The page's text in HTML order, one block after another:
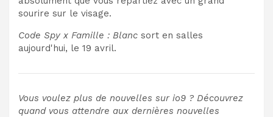
sourire sur le visage.
Code Spy x Famille : Blanc sort en salles
aujourd'hui, le 19 avril.
Vous voulez plus de nouvelles sur io9 ? Découvrez
quand vous attendre aux dernières nouvelles